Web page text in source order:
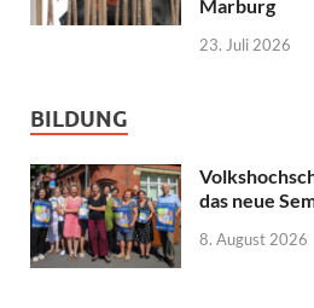
Marburg
23. Juli 2026
BILDUNG
das neue
8. August 2026